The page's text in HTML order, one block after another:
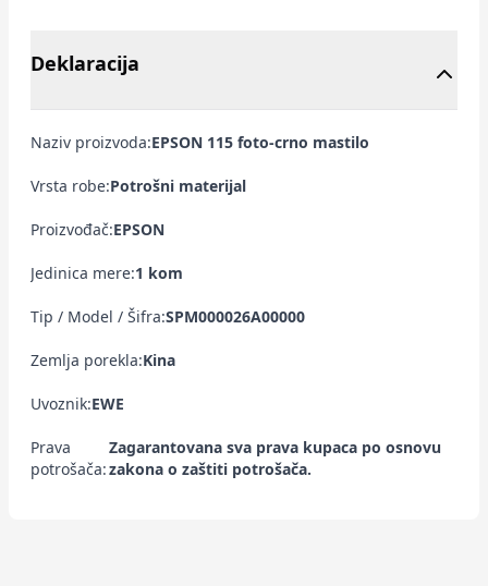
Deklaracija
Naziv proizvoda:EPSON 115 foto-crno mastilo
Vrsta robe:Potrošni materijal
Proizvođač:EPSON
Jedinica mere:1 kom
Tip / Model / Šifra:SPM000026A00000
Zemlja porekla:Kina
Uvoznik:EWE
Prava
potrošača:
Zagarantovana sva prava kupaca po osnovu
zakona o zaštiti potrošača.